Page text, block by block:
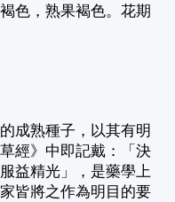
色，熟果褐色。花期
成熟種子，以其有明
經》中即記戴：「決
益精光」，是藥學上
皆將之作為明目的要